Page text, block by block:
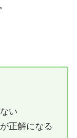
い
正解になる